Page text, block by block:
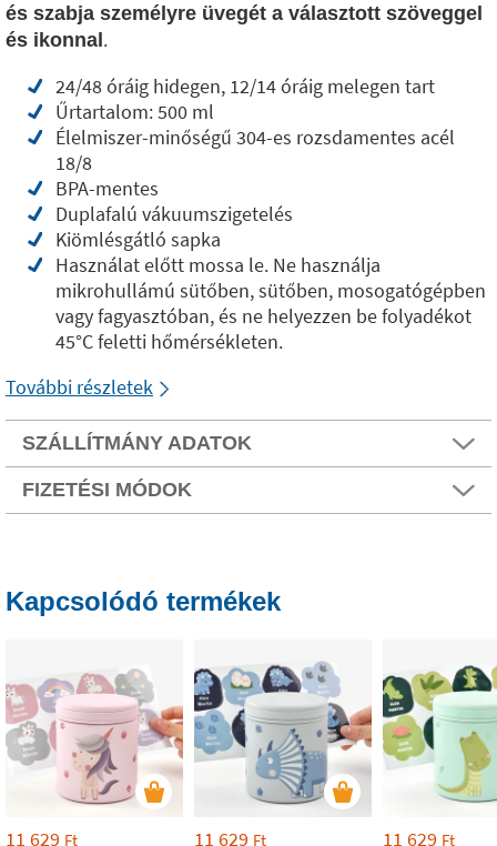
és szabja személyre üvegét a választott szöveggel
és ikonnal .
24/48 óráig hidegen, 12/14 óráig melegen tart
Űrtartalom: 500 ml
Élelmiszer-minőségű 304-es rozsdamentes acél
18/8
BPA-mentes
Duplafalú vákuumszigetelés
Kiömlésgátló sapka
Használat előtt mossa le. Ne használja
mikrohullámú sütőben, sütőben, mosogatógépben
vagy fagyasztóban, és ne helyezzen be folyadékot
45°C feletti hőmérsékleten.
További részletek
SZÁLLÍTMÁNY ADATOK
FIZETÉSI MÓDOK
Kapcsolódó termékek
11 629 Ft
11 629 Ft
11 629 Ft